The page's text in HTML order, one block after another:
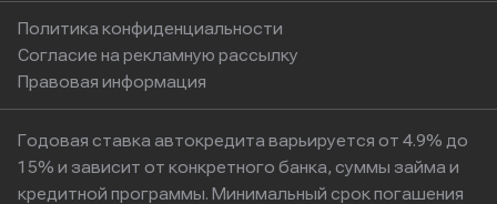
Политика конфиденциальности
Согласие на рекламную рассылку
Правовая информация
Годовая ставка автокредита варьируется от 4.9% до
15% и зависит от конкретного банка, суммы займа и
кредитной программы. Минимальный срок погашения